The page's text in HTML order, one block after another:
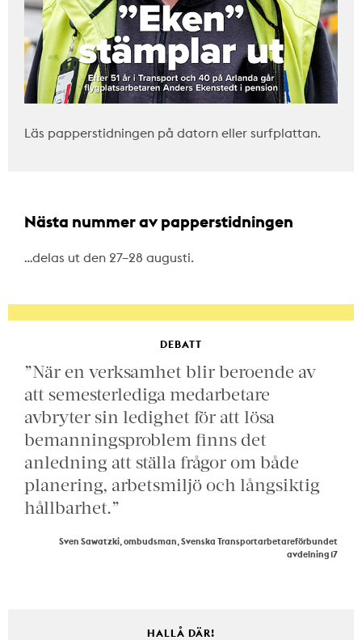
Läs papperstidningen på datorn eller surfplattan.
Nästa nummer av papperstidningen
…delas ut den 27–28 augusti.
DEBATT
”När en verksamhet blir beroende av
att semesterlediga medarbetare
avbryter sin ledighet för att lösa
bemanningsproblem finns det
anledning att ställa frågor om både
planering, arbetsmiljö och långsiktig
hållbarhet.”
Sven Sawatzki, ombudsman, Svenska Transportarbetareförbundet
avdelning 17
HALLÅ DÄR!